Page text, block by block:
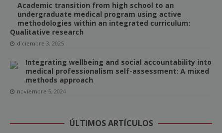
Academic transition from high school to an
undergraduate medical program using active
methodologies within an integrated curriculum:
Qualitative research
diciembre 3, 2025
Integrating wellbeing and social accountability into
medical professionalism self-assessment: A mixed
methods approach
noviembre 5, 2024
ÚLTIMOS ARTÍCULOS